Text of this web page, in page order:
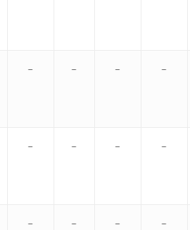
– – – –
– – – –
– – – –